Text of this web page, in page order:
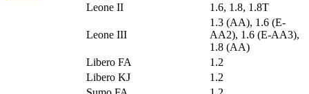
Leone II
1.6, 1.8, 1.8T
Leone III
1.3 (AA), 1.6 (E-
AA2), 1.6 (E-AA3),
1.8 (AA)
Libero FA
1.2
Libero KJ
1.2